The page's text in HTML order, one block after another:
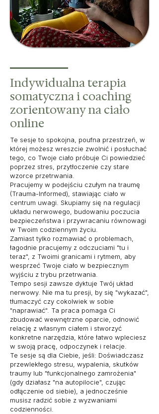
Indywidualna terapia
somatyczna i coaching
zorientowany na ciało
online
Te sesje to spokojna, poufna przestrzeń, w
której możesz wreszcie zwolnić i posłuchać
tego, co Twoje ciało próbuje Ci powiedzieć
poprzez stres, przytłoczenie czy stare
wzorce przetrwania.
Pracujemy w podejściu czułym na traumę
(Trauma-Informed), stawiając ciało w
centrum uwagi. Skupiamy się na regulacji
układu nerwowego, budowaniu poczucia
bezpieczeństwa i przywracaniu równowagi
w Twoim codziennym życiu.
Zamiast tylko rozmawiać o problemach,
łagodnie pracujemy z odczuciami "tu i
teraz", z Twoimi granicami i rytmem, aby
wesprzeć Twoje ciało w bezpiecznym
wyjściu z trybu przetrwania.
Tempo sesji zawsze dyktuje Twój układ
nerwowy. Nie ma tu presji, by się "wykazać",
tłumaczyć czy cokolwiek w sobie
"naprawiać". Ta praca pomaga Ci
zbudować wewnętrzne oparcie, odnowić
relację z własnym ciałem i stworzyć
konkretne narzędzia, które łatwo wpleciesz
w swoją pracę, odpoczynek i relacje.
Te sesje są dla Ciebie, jeśli: Doświadczasz
przewlekłego stresu, wypalenia, skutków
traumy lub "funkcjonalnego zamrożenia"
(gdy działasz "na autopilocie", czując
odłączenie od siebie), a jednocześnie
musisz radzić sobie z wyzwaniami
codzienności.